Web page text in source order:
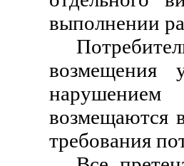
выполнении
возмещения
возмещаются
требования